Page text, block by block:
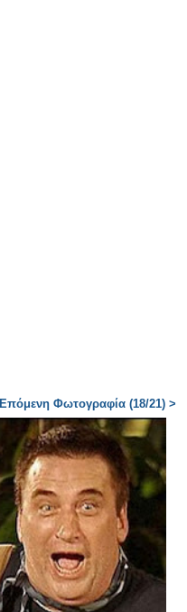
Επόμενη Φωτογραφία (18/21) >